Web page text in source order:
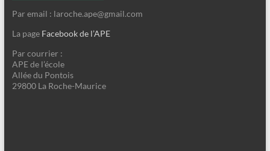
Par email : laroche.ape@gmail.com
La page Facebook de l’APE
Par courrier :
APE de l’école
Allée du Pontois
29800 La Roche-Maurice